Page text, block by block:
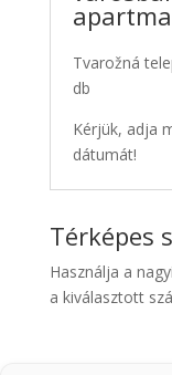
Tvarožná
db
Kérjük, adja
dátumát!
Térképes
Használja a
a kiválasztott